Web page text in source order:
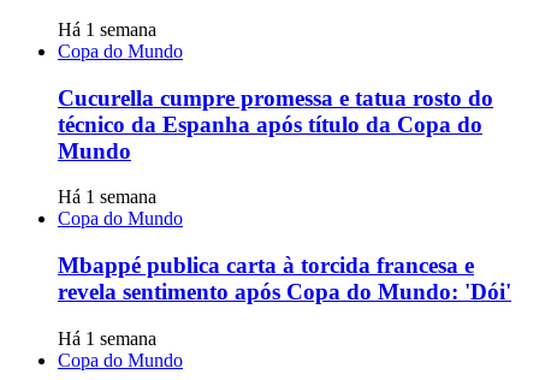
Há 1 semana
Copa do Mundo
Cucurella cumpre promessa e tatua rosto do
técnico da Espanha após título da Copa do
Mundo
Há 1 semana
Copa do Mundo
Mbappé publica carta à torcida francesa e
revela sentimento após Copa do Mundo: 'Dói'
Há 1 semana
Copa do Mundo